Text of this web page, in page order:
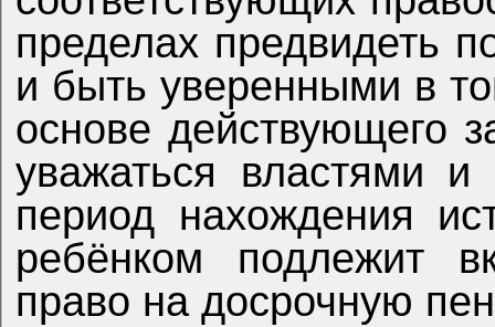
пределах предвидеть
и быть уверенными в
основе действующего
уважаться властями и
период нахождения
ребёнком подлежит
право на досрочную